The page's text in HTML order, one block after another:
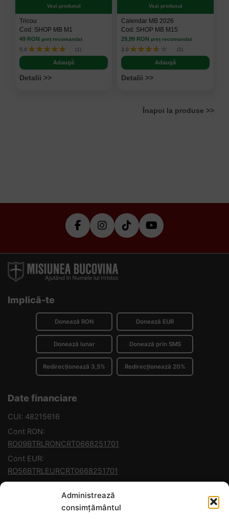
Administrează
consimțământul
Vezi produsul
Tricou
Cod: SHOP MB M1
49 RON preț recomandat
5,0 ★★★★★
★★★★★ (1)
Adaugă
Detalii >>
Vezi produsul
Calendar MB 2026
Cod: SHOP MB M15
29,99 RON preț recomandat
3,0 ★★★★★
★★★★★ (3)
Adaugă
Detalii >>
Înapoi la produse >>
Implică-te
Donează RON Donează EUR
Donează lunar Donează prin SMS
Redirecționează 3,5% Redirecționează 20%
Date financiare
CUI: 48215616
Cont RON:
RO09BTRLRONCRT0668251701
Cont EUR:
RO56BTRLEURCRT0668251701